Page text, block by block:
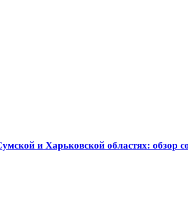
и Харьковской областях: обзор